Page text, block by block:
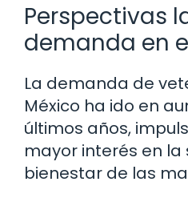
Perspectivas
demanda en
La demanda de
México ha ido en
últimos años,
mayor interés en la
bienestar de las